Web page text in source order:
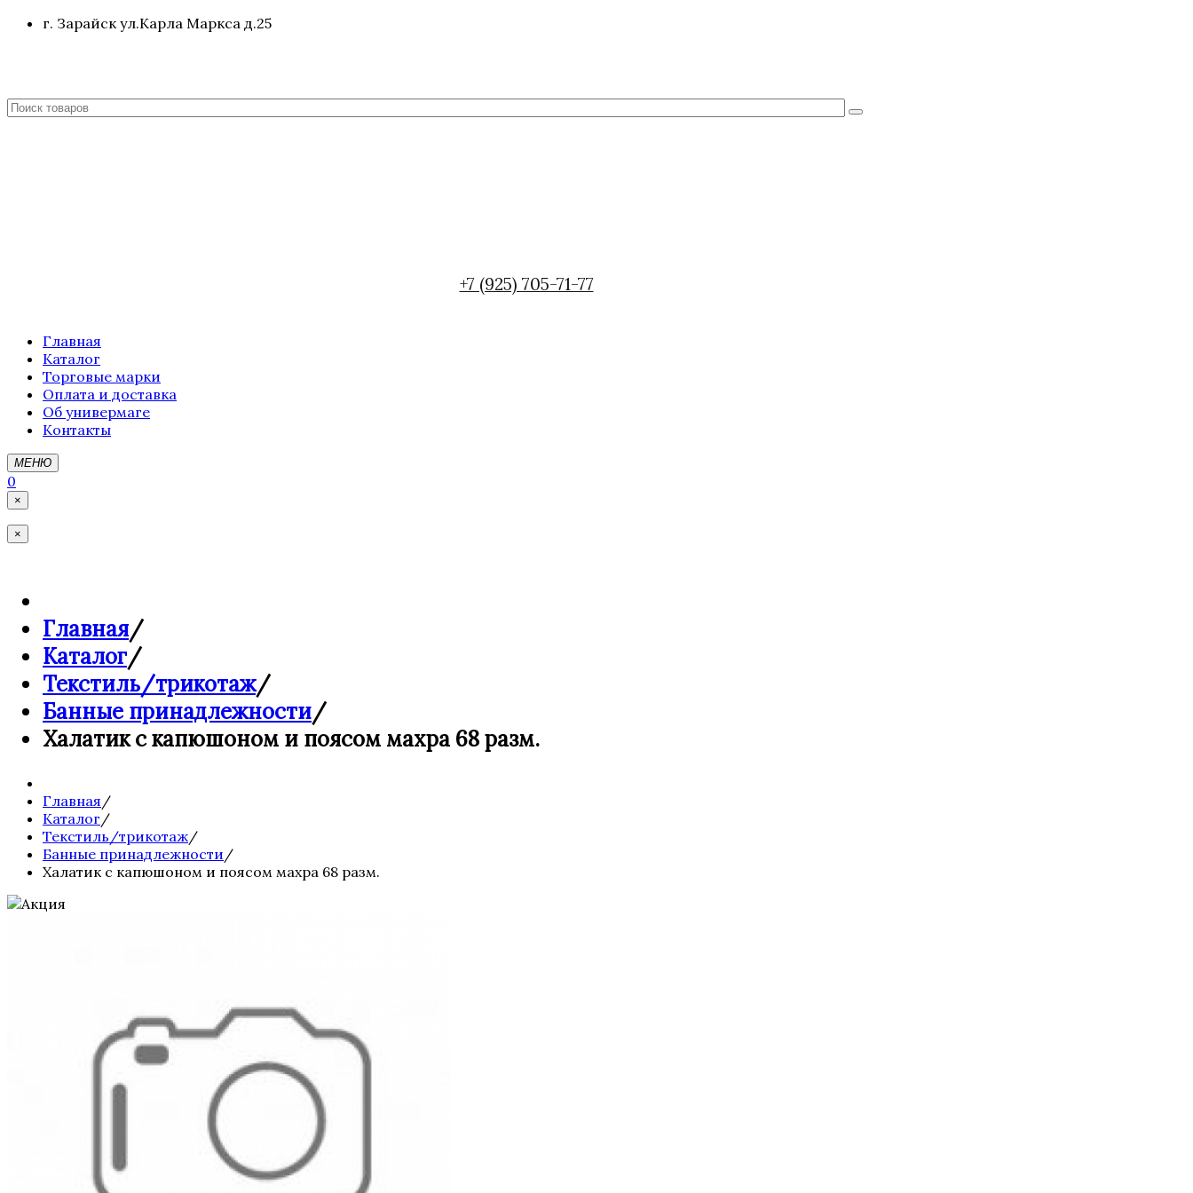
г. Зарайск ул.Карла Маркса д.25
+7 (925) 705-71-77
Главная
Каталог
Торговые марки
Оплата и доставка
Об универмаге
Контакты
МЕНЮ
0
×
×
Главная/
Каталог/
Текстиль/трикотаж/
Банные принадлежности/
Халатик с капюшоном и поясом махра 68 разм.
Главная /
Каталог /
Текстиль/трикотаж/
Банные принадлежности /
Халатик с капюшоном и поясом махра 68 разм.